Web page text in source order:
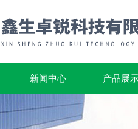
新闻中心 产品展